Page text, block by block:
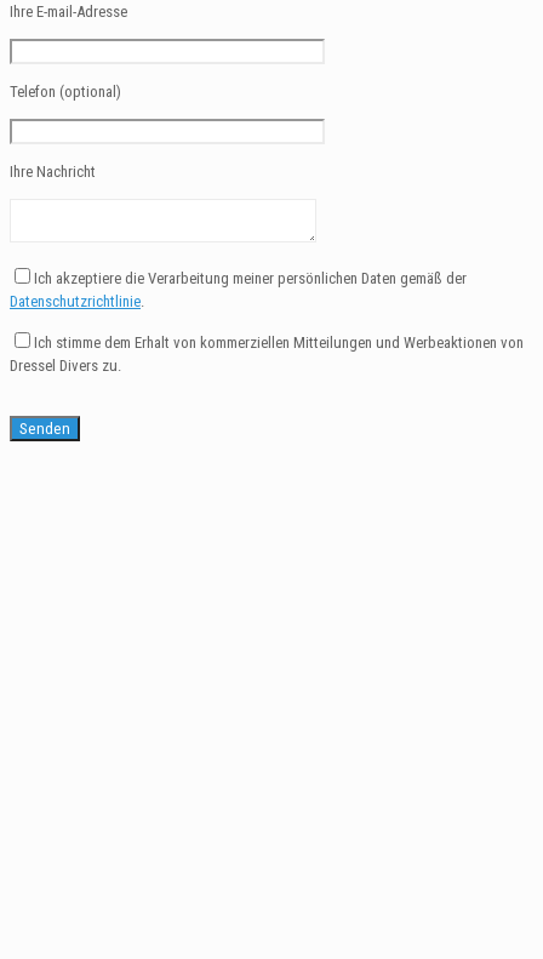
Ihre E-mail-Adresse
Telefon (optional)
Ihre Nachricht
Ich akzeptiere die Verarbeitung meiner persönlichen Daten gemäß der
Datenschutzrichtlinie
Ich stimme dem Erhalt von kommerziellen Mitteilungen und Werbeaktionen von
Dressel Divers zu.